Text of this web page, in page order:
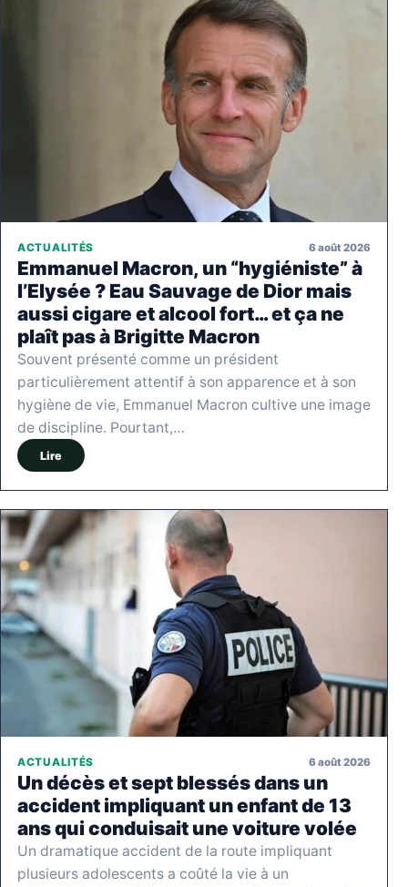
ACTUALITÉS 6 août 2026
Emmanuel Macron, un “hygiéniste” à
l’Elysée ? Eau Sauvage de Dior mais
aussi cigare et alcool fort… et ça ne
plaît pas à Brigitte Macron
Souvent présenté comme un président
particulièrement attentif à son apparence et à son
hygiène de vie, Emmanuel Macron cultive une image
de discipline. Pourtant,…
Lire
ACTUALITÉS 6 août 2026
Un décès et sept blessés dans un
accident impliquant un enfant de 13
ans qui conduisait une voiture volée
Un dramatique accident de la route impliquant
plusieurs adolescents a coûté la vie à un